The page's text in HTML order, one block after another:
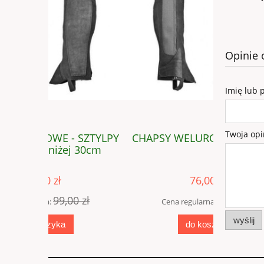
CHAPSY WELUROWE - SZTYLPY
Cena regularna: 99,00 zł
Opinie
Imię lub
Twoja
wyślij